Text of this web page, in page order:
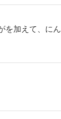
を加えて、に